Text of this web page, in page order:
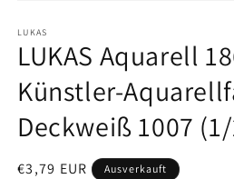
in
Modal
öffnen
LUKAS
LUKAS Aquarell
Künstler-
Deckweiß 1007
Normaler
€3,79 EUR Ausverkauft